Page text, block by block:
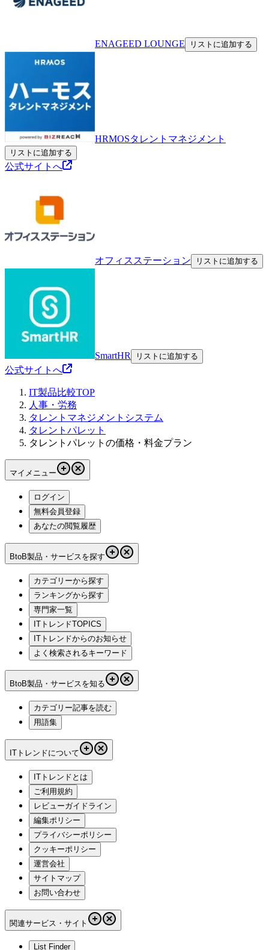
ENAGEED LOUNGE リストに追加する
HRMOSタレントマネジメント
リストに追加する
公式サイトへ
オフィスステーション リストに追加する
SmartHR リストに追加する
公式サイトへ
IT製品比較TOP
人事・労務
タレントマネジメントシステム
タレントパレット
タレントパレットの価格・料金プラン
マイメニュー
ログイン
無料会員登録
あなたの閲覧履歴
BtoB製品・サービスを探す
カテゴリーから探す
ランキングから探す
専門家一覧
ITトレンドTOPICS
ITトレンドからのお知らせ
よく検索されるキーワード
BtoB製品・サービスを知る
カテゴリー記事を読む
用語集
ITトレンドについて
ITトレンドとは
ご利用規約
レビューガイドライン
編集ポリシー
プライバシーポリシー
クッキーポリシー
運営会社
サイトマップ
お問い合わせ
関連サービス・サイト
List Finder